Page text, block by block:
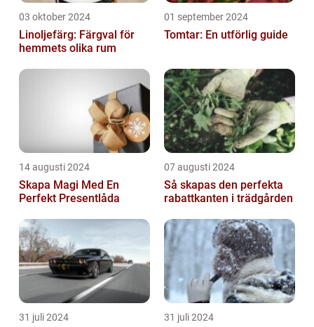
03 oktober 2024
Linoljefärg: Färgval för
hemmets olika rum
01 september 2024
Tomtar: En utförlig guide
14 augusti 2024
Skapa Magi Med En
Perfekt Presentlåda
07 augusti 2024
Så skapas den perfekta
rabattkanten i trädgården
31 juli 2024 31 juli 2024